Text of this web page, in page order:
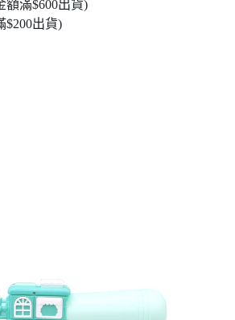
額滿$600出貨)
$200出貨)